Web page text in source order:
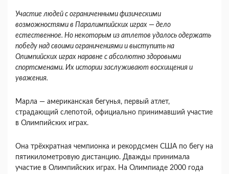
Участие людей с ограниченными физическими
возможностями в Паралимпийских играх — дело
естественное. Но некоторым из атлетов удалось одержать
победу над своими ограничениями и выступить на
Олимпийских играх наравне с абсолютно здоровыми
спортсменами. Их истории заслуживают восхищения и
уважения.
Марла — американская бегунья, первый атлет,
страдающий слепотой, официально принимавший участие
в Олимпийских играх.
Она трёхкратная чемпионка и рекордсмен США по бегу на
пятикилометровую дистанцию. Дважды принимала
участие в Олимпийских играх. На Олимпиаде 2000 года